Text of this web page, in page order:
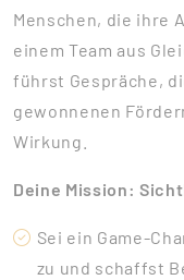
Menschen, die ihre
einem Team aus
führst Gespräche,
gewonnenen
Wirkung.
Deine Mission:
Sei ein Game-
zu und schaffst